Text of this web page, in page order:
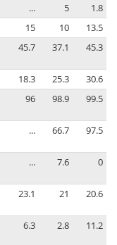
... 5
1.8
15 10
13.5
45.7 37.1 45.3
18.3 25.3
30.6
96 98.9 99.5
... 66.7 97.5
... 7.6 0
23.1 21 20.6
6.3 2.8 11.2